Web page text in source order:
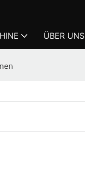
ÜBER UNS